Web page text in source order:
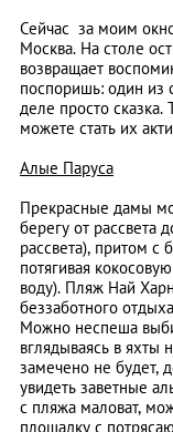
Сейчас за моим
Москва. На столе
возвращает
поспоришь: один из
деле просто
можете стать их
Алые Паруса
Прекрасные дамы
берегу от рассвета
рассвета), притом
потягивая
воду). Пляж Най
беззаботного
Можно неспеша
вглядываясь в яхты
замечено не будет,
увидеть заветные
с пляжа маловат,
площадку с